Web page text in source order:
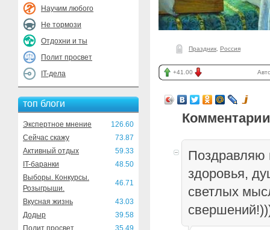
Научим любого
Не тормози
Отдохни и ты
Полит просвет
IT-дела
топ блоги
Экспертное мнение
126.60
Сейчас скажу
73.87
Активный отдых
59.33
IT-баранки
48.50
Выборы. Конкурсы.
Розыгрыши.
46.71
Вкусная жизнь
43.03
Додыр
39.58
Полит просвет
35.49
Праздник Россия
+41.00
Поздравляю
здоровья,
светлых